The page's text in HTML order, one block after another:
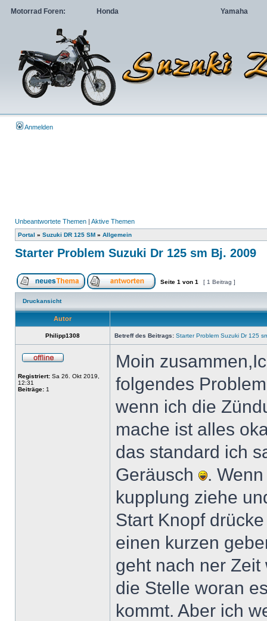
Motorrad Foren: Honda Yamaha
Anmelden
Unbeantwortete Themen | Aktive Themen
Portal » Suzuki DR 125 SM » Allgemein
Starter Problem Suzuki Dr 125 sm Bj. 2009
Seite 1 von 1 [ 1 Beitrag ]
Druckansicht
Autor
Philipp1308 Betreff des Beitrags: Starter Problem Suzuki Dr 125
Registriert: Sa 26. Okt 2019,
12:31
Beiträge: 1
Moin
folgendes
wenn ich die
mache ist alles
das standard ich
Geräusch
.
kupplung ziehe
Start Knopf
einen kurzen
geht nach ner
die Stelle woran
kommt. Aber ich